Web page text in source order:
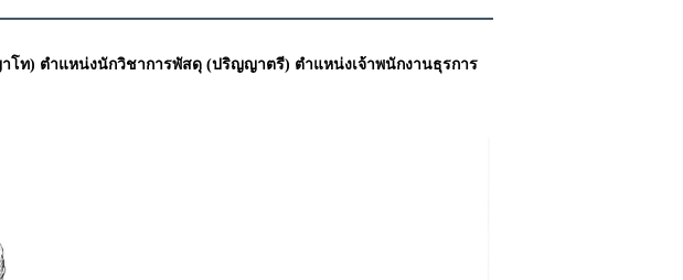
ท) ตำแหน่งนักวิชาการพัสดุ (ปริญญาตรี) ตำแหน่งเจ้าพนักงานธุรการ